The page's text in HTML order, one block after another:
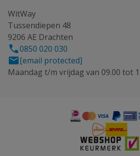
WitWay
Tussendiepen 48
9206 AE Drachten
0850 020 030
[email protected]
Maandag t/m vrijdag van 09.00 tot